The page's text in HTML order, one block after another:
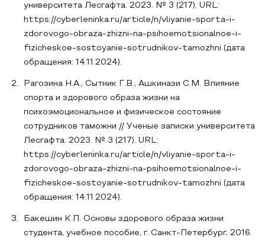
университета Лесгафта. 2023. № 3 (217). URL:
https://cyberleninka.ru/article/n/vliyanie-sporta-i-
zdorovogo-obraza-zhizni-na-psihoemotsionalnoe-i-
fizicheskoe-sostoyanie-sotrudnikov-tamozhni (дата
обращения: 14.11.2024).
Рагозина Н.А., Сытник Г.В., Ашкинази С.М. Влияние
спорта и здорового образа жизни на
психоэмоциональное и физическое состояние
сотрудников таможни // Ученые записки университета
Лесгафта. 2023. № 3 (217). URL:
https://cyberleninka.ru/article/n/vliyanie-sporta-i-
zdorovogo-obraza-zhizni-na-psihoemotsionalnoe-i-
fizicheskoe-sostoyanie-sotrudnikov-tamozhni (дата
обращения: 14.11.2024).
Бакешин К.П. Основы здорового образа жизни
студента, учебное пособие, г. Санкт-Петербург, 2016.